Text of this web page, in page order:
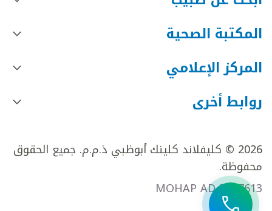
المكتبة الصحية
المركز الإعلامي
روابط أخرى
2026 © كليفلاند كلينك أبوظبي ذ.م.م. جميع الحقوق
محفوظة.
MOHAP AD FR27613